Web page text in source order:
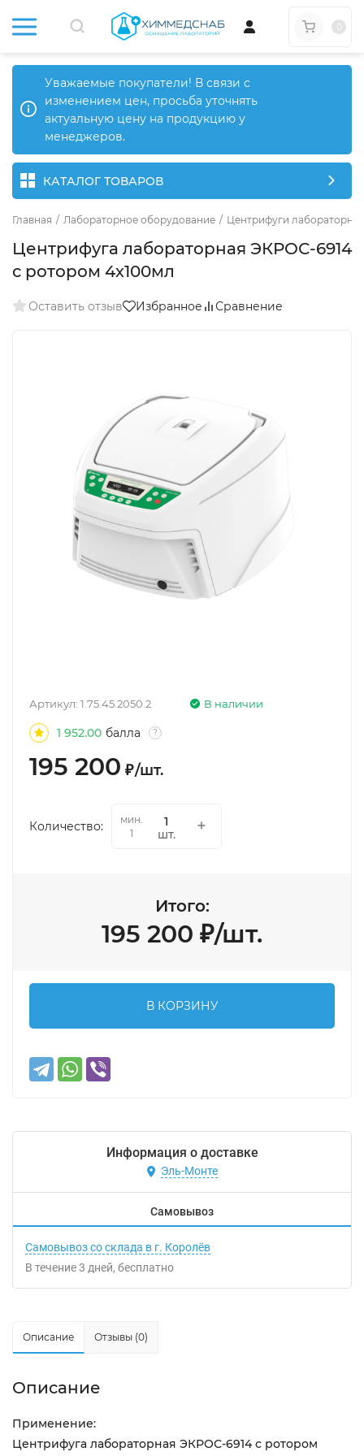
Уважаемые покупатели! В связи с
изменением цен, просьба уточнять
актуальную цену на продукцию у
менеджеров.
КАТАЛОГ ТОВАРОВ
Главная / Лабораторное оборудование / Центрифуги
Центрифуга лабораторная ЭКРОС-6914
с ротором 4х100мл
Оставить отзыв Избранное Сравнение
В наличии
Артикул: 1.75.45.2050.2
1 952.00 балла ?
195 200 ₽/шт.
Количество:
мин.
1
шт.
Итого:
195 200 ₽/шт.
В КОРЗИНУ
Информация о доставке
Эль-Монте
Самовывоз
Самовывоз со склада в г. Королёв
В течение3 дней Бесплатно
Описание Отзывы (0)
Описание
Применение:
Центрифуга лабораторная ЭКРОС-6914 с ротором